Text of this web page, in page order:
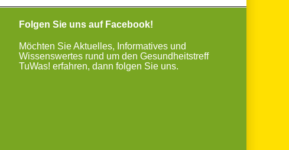
Folgen Sie uns auf Facebook!
Möchten Sie Aktuelles, Informatives und
Wissenswertes rund um den Gesundheitstreff
TuWas! erfahren, dann folgen Sie uns.